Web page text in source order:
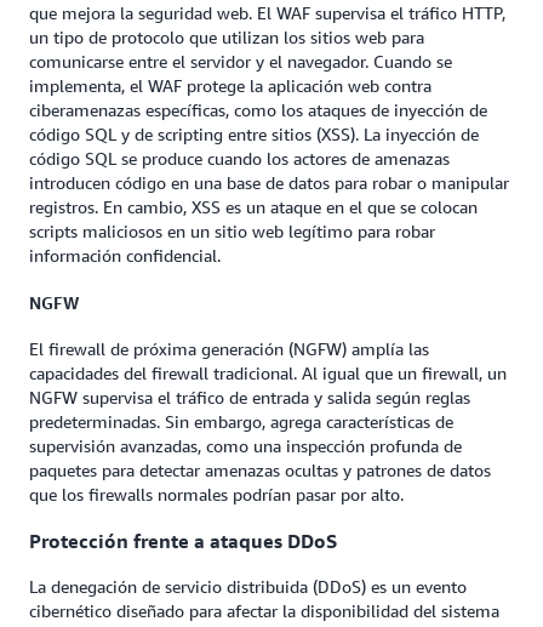
que mejora la seguridad web. El WAF supervisa el tráfico HTTP,
un tipo de protocolo que utilizan los sitios web para
comunicarse entre el servidor y el navegador. Cuando se
implementa, el WAF protege la aplicación web contra
ciberamenazas específicas, como los ataques de inyección de
código SQL y de scripting entre sitios (XSS). La inyección de
código SQL se produce cuando los actores de amenazas
introducen código en una base de datos para robar o manipular
registros. En cambio, XSS es un ataque en el que se colocan
scripts maliciosos en un sitio web legítimo para robar
información confidencial.
NGFW
El firewall de próxima generación (NGFW) amplía las
capacidades del firewall tradicional. Al igual que un firewall, un
NGFW supervisa el tráfico de entrada y salida según reglas
predeterminadas. Sin embargo, agrega características de
supervisión avanzadas, como una inspección profunda de
paquetes para detectar amenazas ocultas y patrones de datos
que los firewalls normales podrían pasar por alto.
Protección frente a ataques DDoS
La denegación de servicio distribuida (DDoS) es un evento
cibernético diseñado para afectar la disponibilidad del sistema